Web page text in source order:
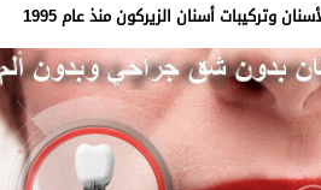
وتركيبات أسنان الزيركون منذ عام 1995